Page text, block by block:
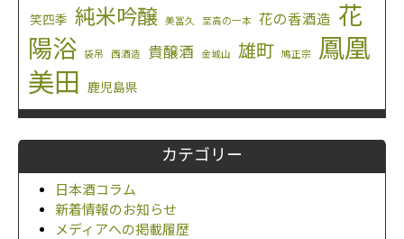
笑四季 純米吟醸 美冨久 至高の一本 花の香酒造 花
陽浴
袋吊 西酒造 貴醸酒 金城山 雄町 鳩正宗
鳳凰
美田
鹿児島県
カテゴリー
日本酒コラム
新着情報のお知らせ
メディアへの掲載履歴